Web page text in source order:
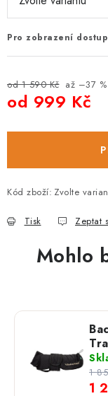
Pro zobrazení
od 1 590 Kč až –37 %
od 999 Kč
Kód zboží: Zvolte
Tisk Zeptat
Mohlo
1
1